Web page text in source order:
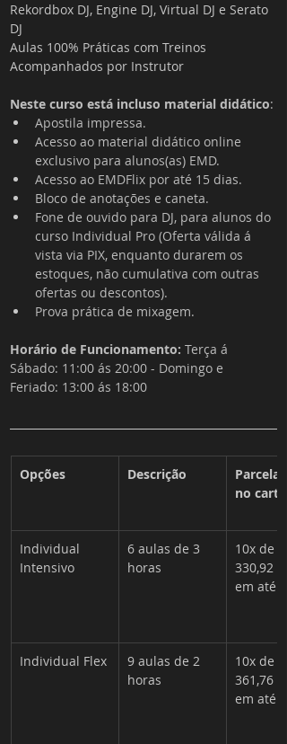
Rekordbox DJ, Engine DJ, Virtual DJ e Serato
DJ
Aulas 100% Práticas com Treinos
Acompanhados por Instrutor
Neste curso está incluso material didático:
Apostila impressa.
Acesso ao material didático online
exclusivo para alunos(as) EMD.
Acesso ao EMDFlix por até 15 dias.
Bloco de anotações e caneta.
Fone de ouvido para DJ, para alunos do
curso Individual Pro (Oferta válida á
vista via PIX, enquanto durarem os
estoques, não cumulativa com outras
ofertas ou descontos).
Prova prática de mixagem.
Horário de Funcionamento: Terça á
Sábado: 11:00 ás 20:00 - Domingo e
Feriado: 13:00 ás 18:00
Opções Descrição
no cartão
Individual
Intensivo
6 aulas de 3
horas
10x de
330,92
em até
Individual Flex
9 aulas de 2
horas
10x de
361,76
em até